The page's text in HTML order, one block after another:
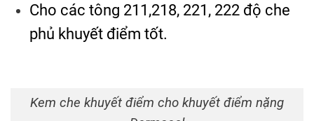
Cho các tông 211,218, 221, 222 độ che
phủ khuyết điểm tốt.
Kem che khuyết điểm cho khuyết điểm nặng